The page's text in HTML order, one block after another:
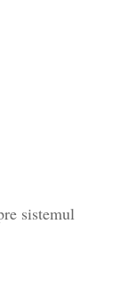
sistemul